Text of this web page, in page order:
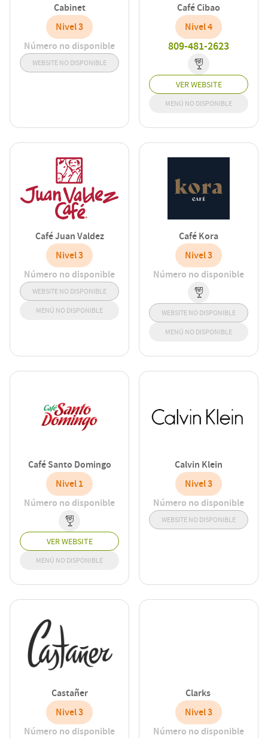
Cabinet
Nivel 3
Número no disponible
WEBSITE NO DISPONIBLE
Café Cibao
Nivel 4
809-481-2623
VER WEBSITE
MENÚ NO DISPONIBLE
Café Juan Valdez
Nivel 3
Número no disponible
WEBSITE NO DISPONIBLE
MENÚ NO DISPONIBLE
Café Kora
Nivel 3
Número no disponible
WEBSITE NO DISPONIBLE
MENÚ NO DISPONIBLE
Café Santo Domingo
Nivel 1
Número no disponible
VER WEBSITE
MENÚ NO DISPONIBLE
Calvin Klein
Nivel 3
Número no disponible
WEBSITE NO DISPONIBLE
Castañer
Nivel 3
Número no disponible
Clarks
Nivel 3
Número no disponible